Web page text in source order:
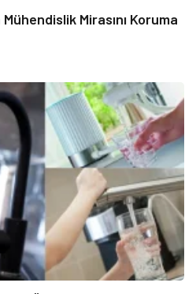
Mirasını Koruma